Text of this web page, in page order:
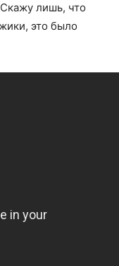
лишь, что
это было